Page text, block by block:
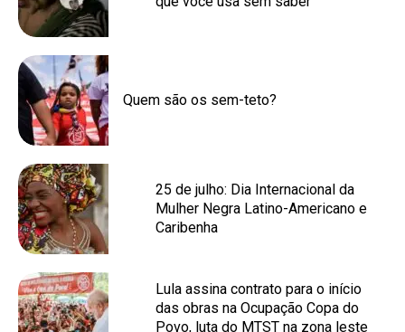
Quem são os sem-teto?
25 de julho: Dia Internacional da
Mulher Negra Latino-Americano e
Caribenha
Lula assina contrato para o início
das obras na Ocupação Copa do
Povo, luta do MTST na zona leste